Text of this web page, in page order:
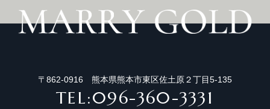
〒862-0916 熊本県熊本市東区佐土原２丁目5-135
TEL:096-360-3331